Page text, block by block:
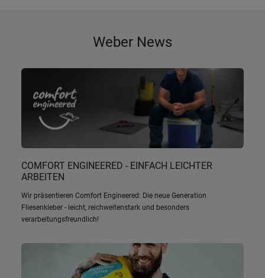
Weber News
COMFORT ENGINEERED - EINFACH LEICHTER
ARBEITEN
Wir präsentieren Comfort Engineered: Die neue Generation
Fliesenkleber - leicht, reichweitenstark und besonders
verarbeitungsfreundlich!